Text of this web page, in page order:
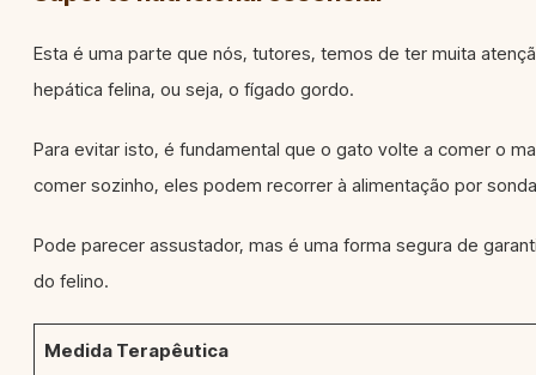
Esta é uma parte que nós, tutores, temos de ter muita
hepática felina, ou seja, o fígado gordo.
Para evitar isto, é fundamental que o gato volte a comer o
comer sozinho, eles podem recorrer à alimentação por
Pode parecer assustador, mas é uma forma segura de
do felino.
Medida Terapêutica